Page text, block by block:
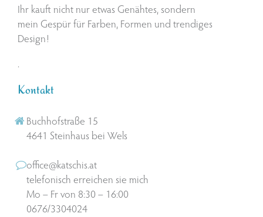
Ihr kauft nicht nur etwas Genähtes, sondern
mein Gespür für Farben, Formen und trendiges
Design!
.
Kontakt
Buchhofstraße 15
4641 Steinhaus bei Wels
office@katschis.at
telefonisch erreichen sie mich
Mo – Fr von 8:30 – 16:00
0676/3304024